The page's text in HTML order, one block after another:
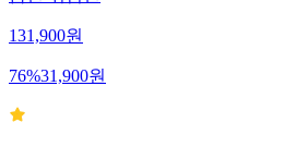
131,900원
76%31,900원